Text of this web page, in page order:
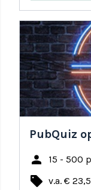
PubQuiz
person 15 - 500
local_offer v.a. €